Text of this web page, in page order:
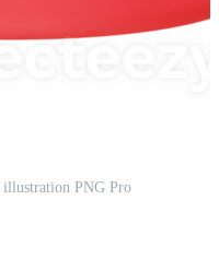
illustration PNG Pro